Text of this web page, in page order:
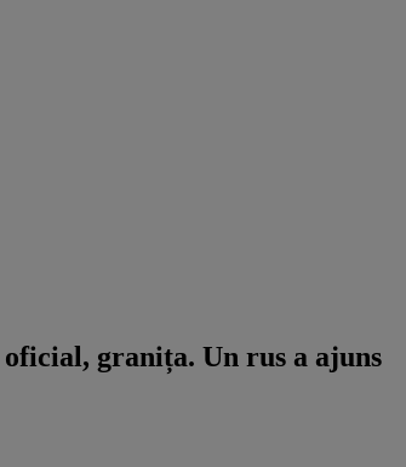
granița. Un rus a ajuns